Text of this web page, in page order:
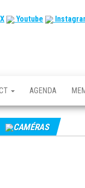
Youtube
AGENDA
CAMÉRAS